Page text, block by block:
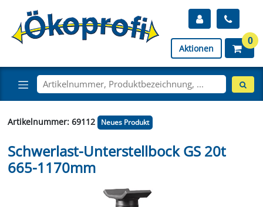
Aktionen
0
Artikelnummer: 69112 Neues Produkt
Schwerlast-Unterstellbock GS 20t
665-1170mm